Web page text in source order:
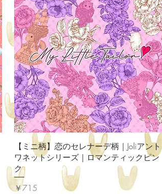
クイックビュー
【ミニ柄】恋のセレナーデ柄｜Joliアント
ワネットシリーズ｜ロマンティックピン
ク
価格
￥715